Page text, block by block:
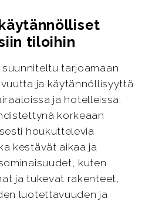
tiloihin
tarjoamaan
ja käytännöllisyyttä
ja hotelleissa.
korkeaan
houkuttelevia
kestävät aikaa ja
kuten
ja tukevat rakenteet,
luotettavuuden ja